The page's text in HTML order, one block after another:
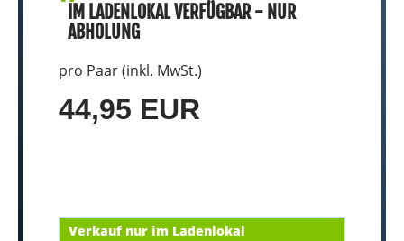
IM LADENLOKAL VERFÜGBAR - NUR
ABHOLUNG
pro Paar (inkl. MwSt.)
44,95 EUR
Verkauf nur im Ladenlokal